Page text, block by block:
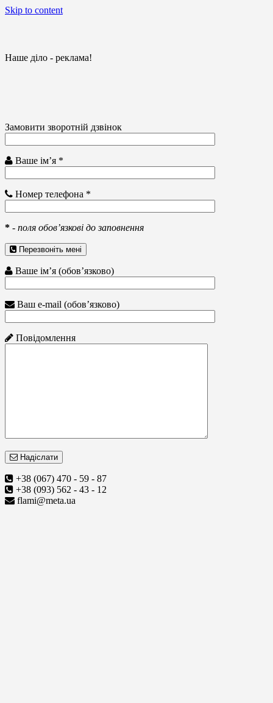
Skip to content
Наше діло - реклама!
Замовити зворотній дзвінок
Ваше ім’я *
Номер телефона *
* - поля обов’язкові до заповнення
Перезвоніть мені
Ваше ім’я (обов’язково)
Ваш e-mail (обов’язково)
Повідомлення
Надіслати
+38 (067) 470 - 59 - 87
+38 (093) 562 - 43 - 12
flami@meta.ua